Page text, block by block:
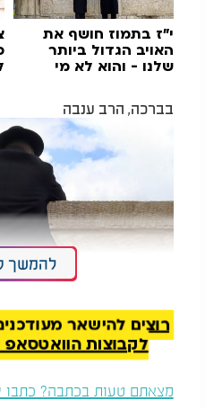
י"ז בתמוז חושף את
האויב הגדול ביותר
שלנו - והוא לא מי
בברכה, הרב ענבה
להמשך
רוצים להישאר
לקבוצות הוואטסאפ של
מצאתם טעות בכתבה? כתבו